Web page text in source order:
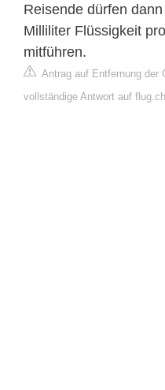
Reisende dürfen
Milliliter Flüssigkeit
mitführen.
Antrag auf Entfernung der
vollständige Antwort auf